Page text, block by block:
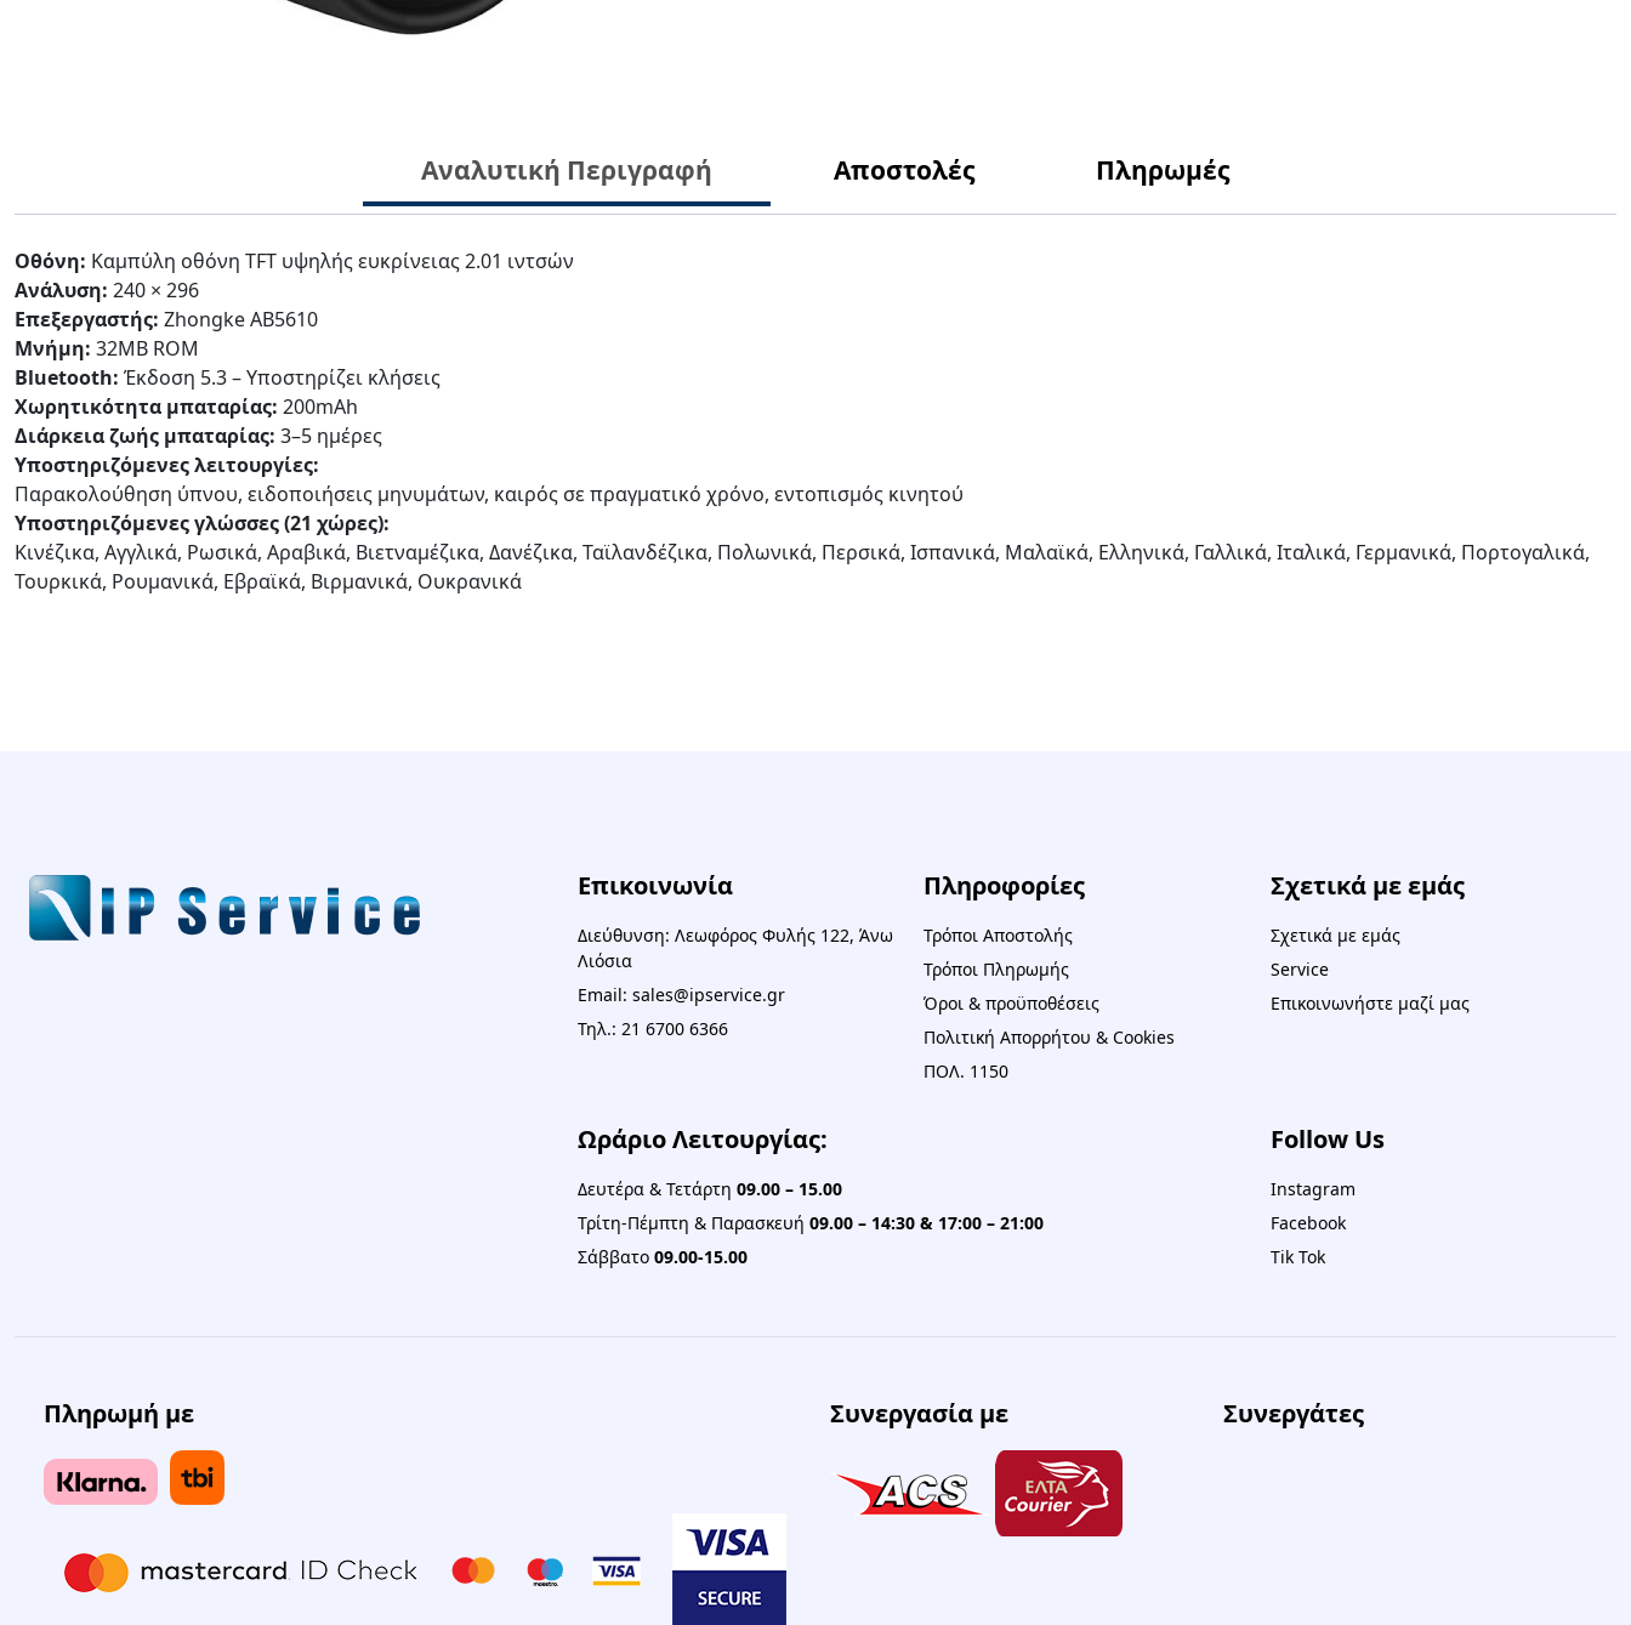
Αναλυτική Περιγραφή Αποστολές Πληρωμές
Οθόνη: Καμπύλη οθόνη TFT υψηλής ευκρίνειας 2.01 ιντσών
Ανάλυση: 240 × 296
Επεξεργαστής: Zhongke AB5610
Μνήμη: 32MB ROM
Bluetooth: Έκδοση 5.3 – Υποστηρίζει κλήσεις
Χωρητικότητα μπαταρίας: 200mAh
Διάρκεια ζωής μπαταρίας: 3–5 ημέρες
Υποστηριζόμενες λειτουργίες:
Παρακολούθηση ύπνου, ειδοποιήσεις μηνυμάτων, καιρός σε πραγματικό χρόνο, εντοπισμός κινητού
Υποστηριζόμενες γλώσσες (21 χώρες):
Κινέζικα, Αγγλικά, Ρωσικά, Αραβικά, Βιετναμέζικα, Δανέζικα, Ταϊλανδέζικα, Πολωνικά, Περσικά, Ισπανικά, Μαλαϊκά, Ελληνικά, Γαλλικά, Ιταλικά, Γερμανικά, Πορτογαλικά,
Τουρκικά, Ρουμανικά, Εβραϊκά, Βιρμανικά, Ουκρανικά
Επικοινωνία
Διεύθυνση: Λεωφόρος Φυλής 122, Άνω
Λιόσια
Email: sales@ipservice.gr
Τηλ.: 21 6700 6366
Πληροφορίες
Τρόποι Αποστολής
Τρόποι Πληρωμής
Όροι & προϋποθέσεις
Πολιτική Απορρήτου & Cookies
ΠΟΛ. 1150
Σχετικά με εμάς
Σχετικά με εμάς
Service
Επικοινωνήστε μαζί μας
Ωράριο Λειτουργίας:
Δευτέρα & Τετάρτη 09.00 – 15.00
Τρίτη-Πέμπτη & Παρασκευή 09.00 – 14:30 & 17:00 – 21:00
Σάββατο 09.00-15.00
Follow Us
Instagram
Facebook
Tik Tok
Πληρωμή με Συνεργασία με Συνεργάτες